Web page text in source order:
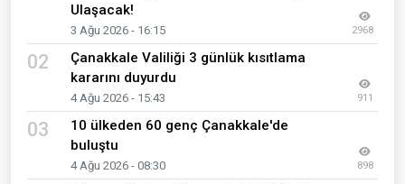
Ulaşacak!
3 Ağu 2026 - 16:15 2968
02
Çanakkale Valiliği 3 günlük kısıtlama
kararını duyurdu
4 Ağu 2026 - 15:43 911
03
10 ülkeden 60 genç Çanakkale'de
buluştu
4 Ağu 2026 - 08:30 898